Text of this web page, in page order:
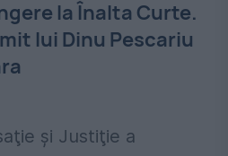
la Înalta Curte.
lui Dinu Pescariu
şi Justiţie a